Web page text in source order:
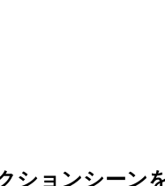
ションシーン